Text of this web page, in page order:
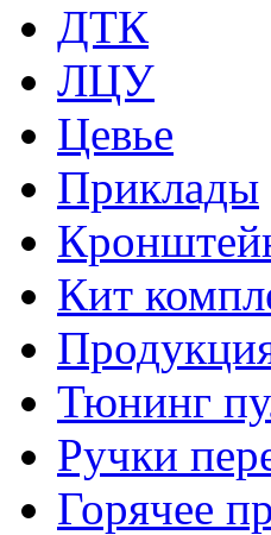
ДТК
ЛЦУ
Цевье
Приклады
Кит
Тюнинг
Ручки
Горячее